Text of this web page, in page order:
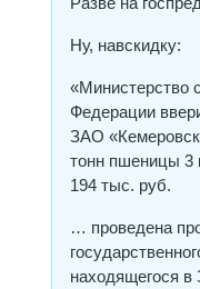
Ну, навскидку:
«Министерство
Федерации
ЗАО
тонн пшеницы 3
194 тыс. руб.
… проведена
находящегося